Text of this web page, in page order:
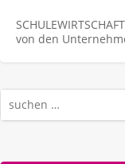
von den